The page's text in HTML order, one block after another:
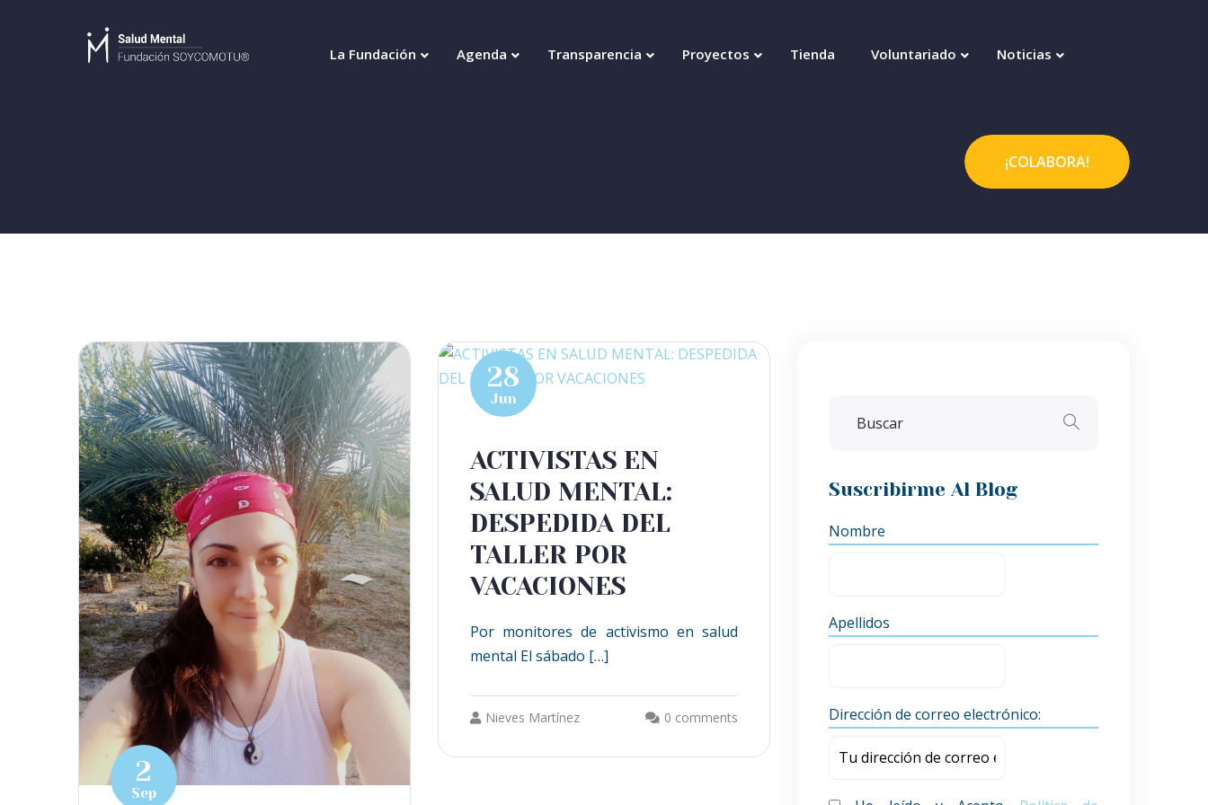
La Fundación Agenda Transparencia Proyectos Tienda Voluntariado Noticias
¡COLABORA!
2
Sep
28
Jun
ACTIVISTAS EN
SALUD MENTAL:
DESPEDIDA DEL
TALLER POR
VACACIONES
Por monitores de activismo en salud
mental El sábado […]
Nieves Martínez 0 comments
Suscribirme Al Blog
Nombre
Apellidos
Dirección de correo electrónico: